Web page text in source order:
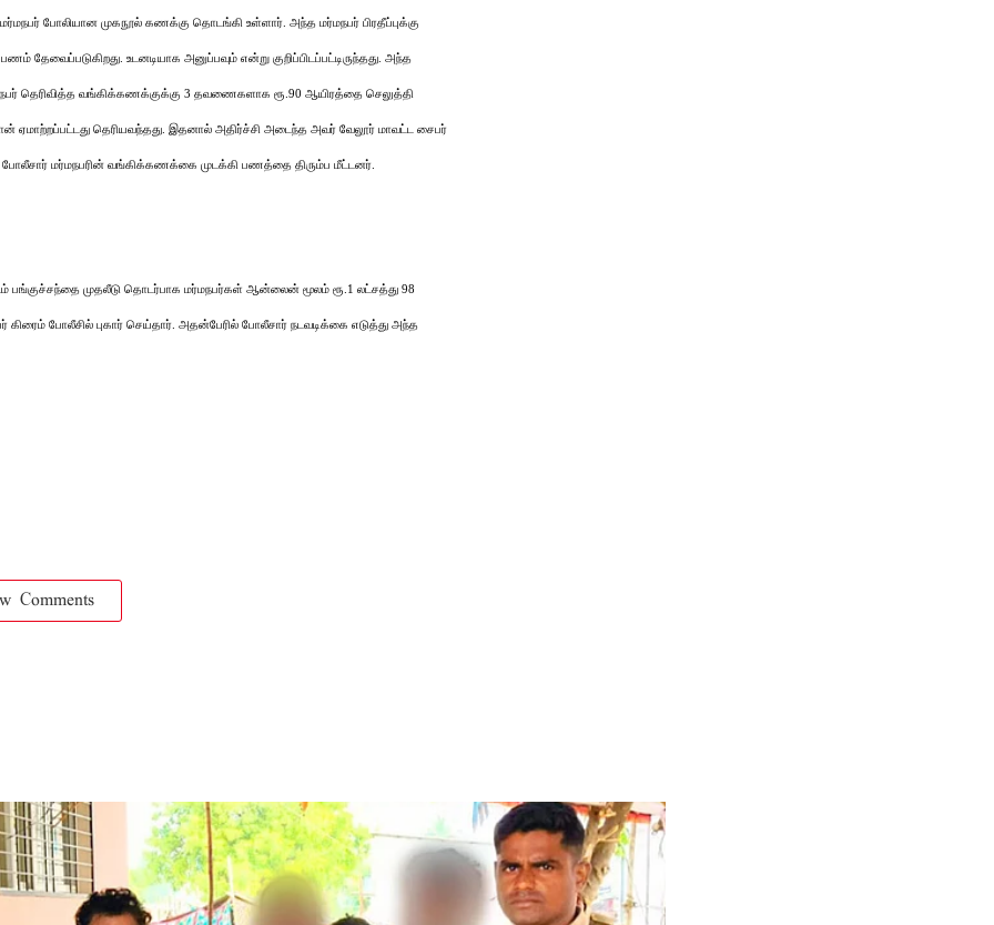
போலியான முகநூல் கணக்கு தொடங்கி உள்ளார். அந்த மர்மநபர் பிரதீப்புக்கு
உடனடியாக அனுப்பவும் என்று குறிப்பிடப்பட்டிருந்தது. அந்த
தெரிவித்த வங்கிக்கணக்குக்கு 3 தவணைகளாக ரூ.90 ஆயிரத்தை செலுத்தி
தெரியவந்தது. இதனால் அதிர்ச்சி அடைந்த அவர் வேலூர் மாவட்ட சைபர்
மர்மநபரின் வங்கிக்கணக்கை முடக்கி பணத்தை திரும்ப மீட்டனர்.
பங்குச்சந்தை முதலீடு தொடர்பாக மர்மநபர்கள் ஆன்லைன் மூலம் ரூ.1 லட்சத்து 98
போலீசில் புகார் செய்தார். அதன்பேரில் போலீசார் நடவடிக்கை எடுத்து அந்த
Comments